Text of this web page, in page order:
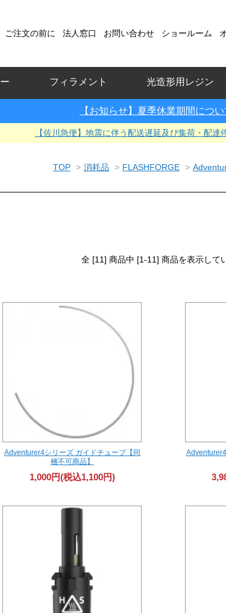
ご注文の前に 法人窓口 お問い合わせ ショールーム
フィラメント 光造形用レジン
【お知らせ】夏季休業期間につ
【佐川急便】地震に伴う配送遅延及び集荷・配達
TOP > 消耗品 > FLASHFORGE >
全 [11] 商品中 [1-11] 商品を表示して
Adventurer4シリーズ ガイドチューブ【同
梱不可商品】
1,000円(税込1,100円)